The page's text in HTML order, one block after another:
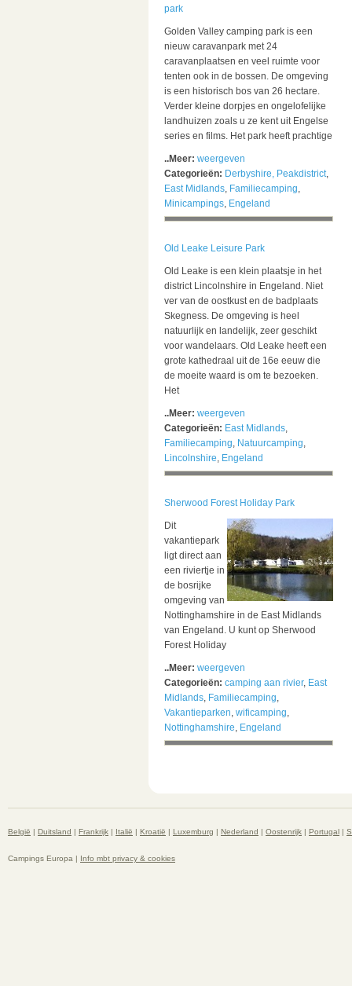
park
Golden Valley camping park is een
nieuw caravanpark met 24
caravanplaatsen en veel ruimte voor
tenten ook in de bossen. De omgeving
is een historisch bos van 26 hectare.
Verder kleine dorpjes en ongelofelijke
landhuizen zoals u ze kent uit Engelse
series en films. Het park heeft prachtige
..Meer: weergeven
Categorieën: Derbyshire, Peakdistrict,
East Midlands, Familiecamping,
Minicampings, Engeland
Old Leake Leisure Park
Old Leake is een klein plaatsje in het
district Lincolnshire in Engeland. Niet
ver van de oostkust en de badplaats
Skegness. De omgeving is heel
natuurlijk en landelijk, zeer geschikt
voor wandelaars. Old Leake heeft een
grote kathedraal uit de 16e eeuw die
de moeite waard is om te bezoeken.
Het
..Meer: weergeven
Categorieën: East Midlands,
Familiecamping, Natuurcamping,
Lincolnshire, Engeland
Sherwood Forest Holiday Park
Dit
vakantiepark
ligt direct aan
een riviertje in
de bosrijke
omgeving van
Nottinghamshire in de East Midlands
van Engeland. U kunt op Sherwood
Forest Holiday
..Meer: weergeven
Categorieën: camping aan rivier, East
Midlands, Familiecamping,
Vakantieparken, wificamping,
Nottinghamshire, Engeland
België | Duitsland | Frankrijk | Italië | Kroatië | Luxemburg | Nederland | Oostenrijk | Portugal |
Campings Europa | Info mbt privacy & cookies